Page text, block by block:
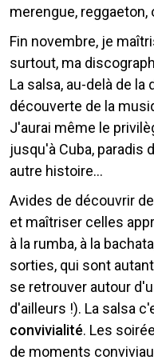
merengue, reggaeton,
Fin novembre, je
surtout, ma
La salsa, au-delà de
découverte de la
J'aurai même le
jusqu'à Cuba, paradis
autre histoire...
Avides de découvrir
et maîtriser celles
à la rumba, à la
sorties, qui sont
se retrouver autour
d'ailleurs !). La salsa
convivialité. Les
de moments